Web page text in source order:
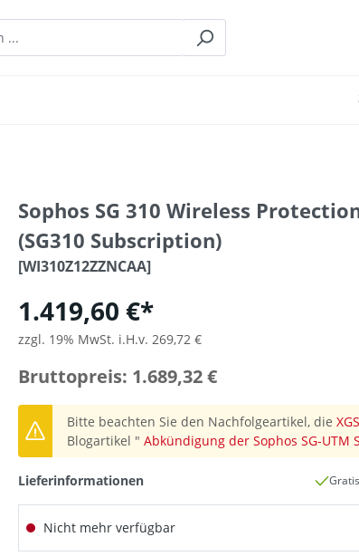
Sophos SG 310 Wireless
(SG310 Subscription)
[WI310Z12ZZNCAA]
1.419,60 €*
zzgl. 19% MwSt. i.H.v. 269,72 €
Bruttopreis: 1.689,32 €
Bitte beachten Sie den Nachfolgeartikel, die
Blogartikel " Abkündigung der Sophos SG-UTM
Lieferinformationen
Nicht mehr verfügbar